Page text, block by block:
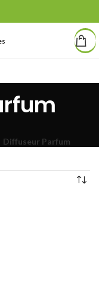
Diffuseur Parfum